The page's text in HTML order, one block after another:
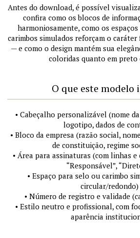
Antes do download, é possível
confira como os blocos de
harmoniosamente, como os
carimbos simulados reforçam o
— e como o design mantém sua
coloridas quanto em preto
O que este modelo
• Cabeçalho personalizável (nome
logotipo, dados de
• Bloco da empresa (razão social,
de constituição, regime
• Área para assinaturas (com linhas
“Responsável”,
• Espaço para selo ou carimbo
circular/redondo)
• Número de registro e validade
• Estilo neutro e profissional, com
aparência